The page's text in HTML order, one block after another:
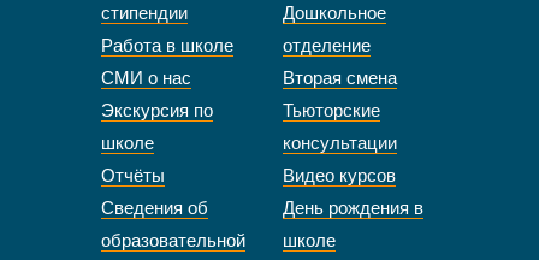
стипендии
Работа в школе
СМИ о нас
Экскурсия по
школе
Отчёты
Сведения об
образовательной
Дошкольное
отделение
Вторая смена
Тьюторские
консультации
Видео курсов
День рождения в
школе